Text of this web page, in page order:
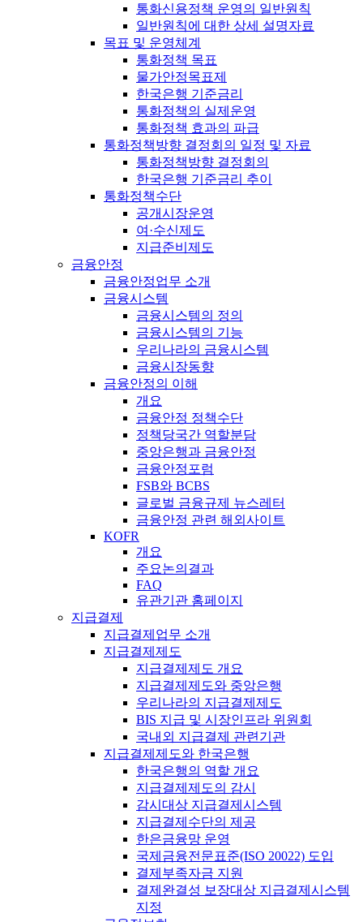
통화신용정책 운영의 일반원칙
일반원칙에 대한 상세 설명자료
목표 및 운영체계
통화정책 목표
물가안정목표제
한국은행 기준금리
통화정책의 실제운영
통화정책 효과의 파급
통화정책방향 결정회의 일정 및 자료
통화정책방향 결정회의
한국은행 기준금리 추이
통화정책수단
공개시장운영
여·수신제도
지급준비제도
금융안정
금융안정업무 소개
금융시스템
금융시스템의 정의
금융시스템의 기능
우리나라의 금융시스템
금융시장동향
금융안정의 이해
개요
금융안정 정책수단
정책당국간 역할분담
중앙은행과 금융안정
금융안정포럼
FSB와 BCBS
글로벌 금융규제 뉴스레터
금융안정 관련 해외사이트
KOFR
개요
주요논의결과
FAQ
유관기관 홈페이지
지급결제
지급결제업무 소개
지급결제제도
지급결제제도 개요
지급결제제도와 중앙은행
우리나라의 지급결제제도
BIS 지급 및 시장인프라 위원회
국내외 지급결제 관련기관
지급결제제도와 한국은행
한국은행의 역할 개요
지급결제제도의 감시
감시대상 지급결제시스템
지급결제수단의 제공
한은금융망 운영
국제금융전문표준(ISO 20022) 도입
결제부족자금 지원
결제완결성 보장대상 지급결제시스템
지정